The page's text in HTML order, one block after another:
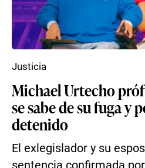
Michael Urtecho
se sabe de su fuga y
detenido
El exlegislador y su
Justicia